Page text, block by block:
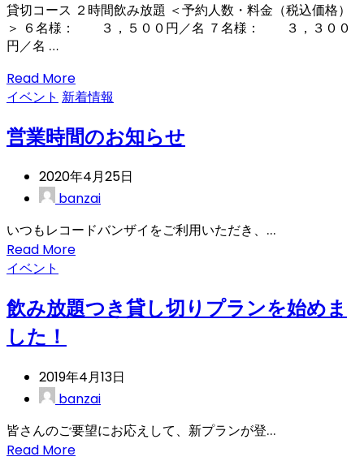
貸切コース ２時間飲み放題 ＜予約人数・料金（税込価格）
＞ ６名様： ３，５００円／名 ７名様： ３，３００
円／名 …
Read More
イベント 新着情報
営業時間のお知らせ
2020年4月25日
banzai
いつもレコードバンザイをご利用いただき、...
Read More
イベント
飲み放題つき貸し切りプランを始めま
した！
2019年4月13日
banzai
皆さんのご要望にお応えして、新プランが登...
Read More